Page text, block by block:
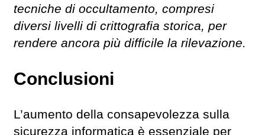
tecniche di occultamento, compresi
diversi livelli di crittografia storica, per
rendere ancora più difficile la rilevazione.
Conclusioni
L’aumento della consapevolezza sulla
sicurezza informatica è essenziale per